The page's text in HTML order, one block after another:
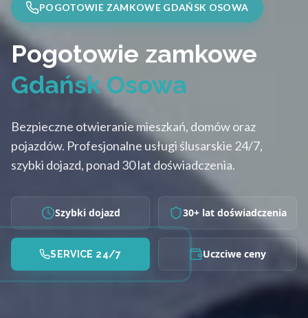
POGOTOWIE ZAMKOWE GDAŃSK OSOWA
Pogotowie zamkowe
Gdańsk Osowa
Bezpieczne otwieranie mieszkań, domów oraz
pojazdów. Profesjonalne usługi ślusarskie 24/7,
szybki dojazd, ponad 30 lat doświadczenia.
Szybki dojazd 30+ lat doświadczenia
SERVICE 24/7 Uczciwe ceny